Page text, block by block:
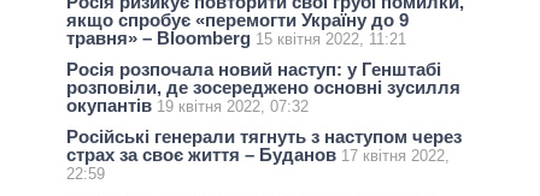
якщо спробує «перемогти Україну до 9
травня» – Bloomberg 15 квітня 2022, 11:21
Росія розпочала новий наступ: у Генштабі
розповіли, де зосереджено основні зусилля
окупантів 19 квітня 2022, 07:32
Російські генерали тягнуть з наступом через
страх за своє життя – Буданов 17 квітня 2022,
22:59